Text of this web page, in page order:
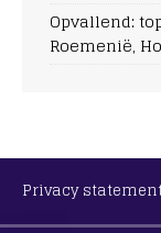
Opvallend:
Roemenië,
Privacy